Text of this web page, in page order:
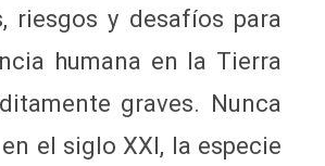
riesgos y desafíos para
humana en la Tierra
graves. Nunca
el siglo XXI, la especie